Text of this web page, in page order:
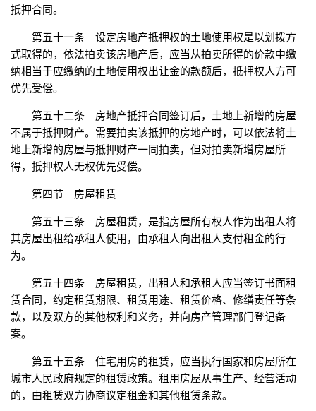
抵押合同。
第五十一条 设定房地产抵押权的土地使用权是以划拨方
式取得的，依法拍卖该房地产后，应当从拍卖所得的价款中缴
纳相当于应缴纳的土地使用权出让金的款额后，抵押权人方可
优先受偿。
第五十二条 房地产抵押合同签订后，土地上新增的房屋
不属于抵押财产。需要拍卖该抵押的房地产时，可以依法将土
地上新增的房屋与抵押财产一同拍卖，但对拍卖新增房屋所
得，抵押权人无权优先受偿。
第四节 房屋租赁
第五十三条 房屋租赁，是指房屋所有权人作为出租人将
其房屋出租给承租人使用，由承租人向出租人支付租金的行
为。
第五十四条 房屋租赁，出租人和承租人应当签订书面租
赁合同，约定租赁期限、租赁用途、租赁价格、修缮责任等条
款，以及双方的其他权利和义务，并向房产管理部门登记备
案。
第五十五条 住宅用房的租赁，应当执行国家和房屋所在
城市人民政府规定的租赁政策。租用房屋从事生产、经营活动
的，由租赁双方协商议定租金和其他租赁条款。